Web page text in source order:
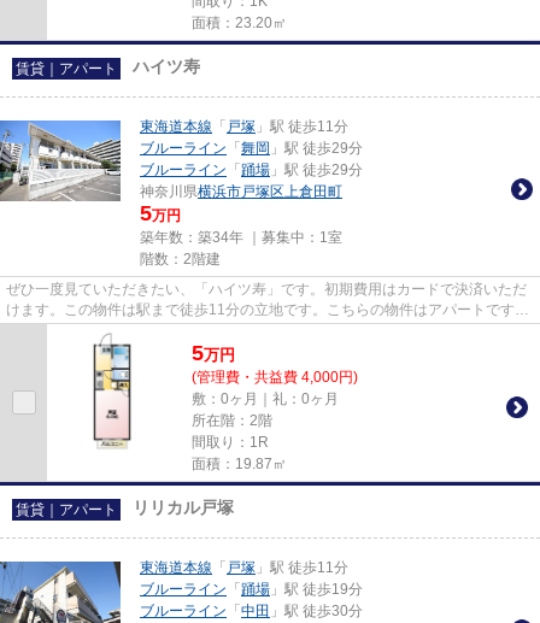
面積：23.20㎡
賃貸｜アパート ハイツ寿
東海道本線 「 戸塚 」駅 徒歩11分
ブルーライン 「 舞岡 」駅 徒歩29分
ブルーライン 「 踊場 」駅 徒歩29分
神奈川県横浜市戸塚区上倉田町
5万円
築年数：築34年 ｜募集中： 1室
階数：2階建
ぜひ一度見ていただきたい、「ハイツ寿」です。初期費用はカードで決済いただ
けます。この物件は駅まで徒歩11分の立地です。こちらの物件はアパートです。
東海道本線戸塚をよく利用さ...
5万円
(管理費・共益費 4,000円)
敷：0ヶ月｜礼：0ヶ月
所在階：2階
間取り：1R
面積：19.87㎡
賃貸｜アパート リリカル戸塚
東海道本線 「 戸塚 」駅 徒歩11分
ブルーライン 「 踊場 」駅 徒歩19分
ブルーライン 「 中田 」駅 徒歩30分